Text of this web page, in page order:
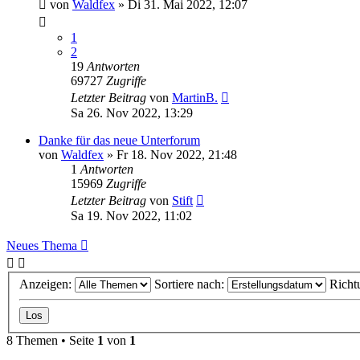
von Waldfex » Di 31. Mai 2022, 12:07
1
2
19 Antworten
69727 Zugriffe
Letzter Beitrag von MartinB.
Sa 26. Nov 2022, 13:29
Danke für das neue Unterforum
von Waldfex » Fr 18. Nov 2022, 21:48
1 Antworten
15969 Zugriffe
Letzter Beitrag von Stift
Sa 19. Nov 2022, 11:02
Neues Thema
Anzeigen: Sortiere nach:
8 Themen • Seite 1 von 1